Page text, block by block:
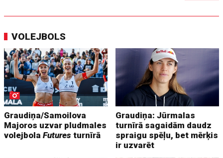
VOLEJBOLS
Graudiņa/Samoilova
Majoros uzvar pludmales
volejbolaFutures turnīrā
Graudiņa: Jūrmalas
turnīrā sagaidām daudz
spraigu spēļu, bet mērķis
ir uzvarēt